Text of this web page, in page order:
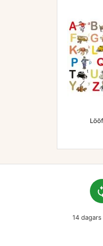
14